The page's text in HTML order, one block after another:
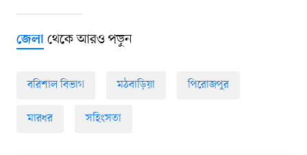
জেলাথেকে আরও পড়ুন
বরিশাল বিভাগ মঠবাড়িয়া পিরোজপুর
মারধর সহিংসতা